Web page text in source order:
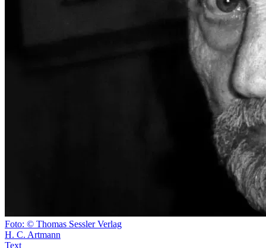
Foto: © Thomas Sessler Verlag
H. C. Artmann
Text